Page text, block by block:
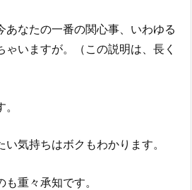
あなたの一番の関心事、いわゆる
ゃいますが。（この説明は、長く
気持ちはボクもわかります。
重々承知です。